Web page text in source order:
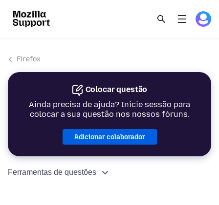
Firefox
Colocar questão
Ainda precisa de ajuda? Inicie sessão para
colocar a sua questão nos nossos fóruns.
Adicionar colaborador
Ferramentas de questões